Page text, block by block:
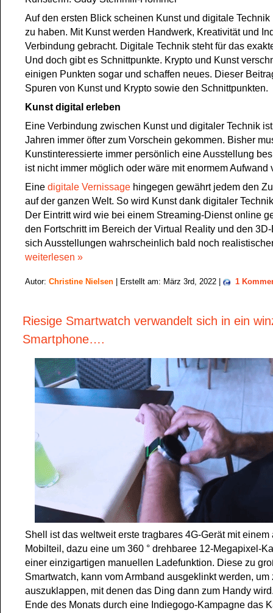
Auf den ersten Blick scheinen Kunst und digitale
zu haben. Mit Kunst werden Handwerk, Kreativität und
Verbindung gebracht. Digitale Technik steht für das
Und doch gibt es Schnittpunkte. Krypto und Kunst
einigen Punkten sogar und schaffen neues. Dieser
Spuren von Kunst und Krypto sowie den Schnittpunkten.
Kunst digital erleben
Eine Verbindung zwischen Kunst und digitaler Technik
Jahren immer öfter zum Vorschein gekommen. Bisher
Kunstinteressierte immer persönlich eine Ausstellung
ist nicht immer möglich oder wäre mit enormem Aufwand
Eine digitale Vernissage hingegen gewährt jedem den
auf der ganzen Welt. So wird Kunst dank digitaler
Der Eintritt wird wie bei einem Streaming-Dienst online
den Fortschritt im Bereich der Virtual Reality und den
sich Ausstellungen wahrscheinlich bald noch
weiterlesen »
Autor: Christine Nielsen | Erstellt am: März 3rd, 2022 | 1
Riesige Smartwatch verwandelt sich in ein
Smartphone….
Shell ist das weltweit erste tragbares 4G-Gerät mit
Mobilteil, dazu eine um 360 ° drehbaree 12-Megapixel-
einer einzigartigen manuellen Ladefunktion. Diese zu
Smartwatch, kann vom Armband ausgeklinkt werden, um
auszuklappen, mit denen das Ding dann zum Handy
Ende des Monats durch eine Indiegogo-Kampagne das